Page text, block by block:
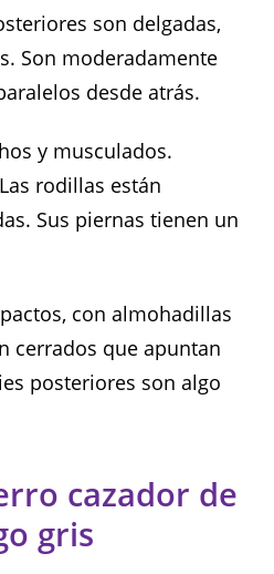
son delgadas,
Son moderadamente
desde atrás.
y musculados.
rodillas están
Sus piernas tienen un
con almohadillas
cerrados que apuntan
posteriores son algo
cazador de
gris